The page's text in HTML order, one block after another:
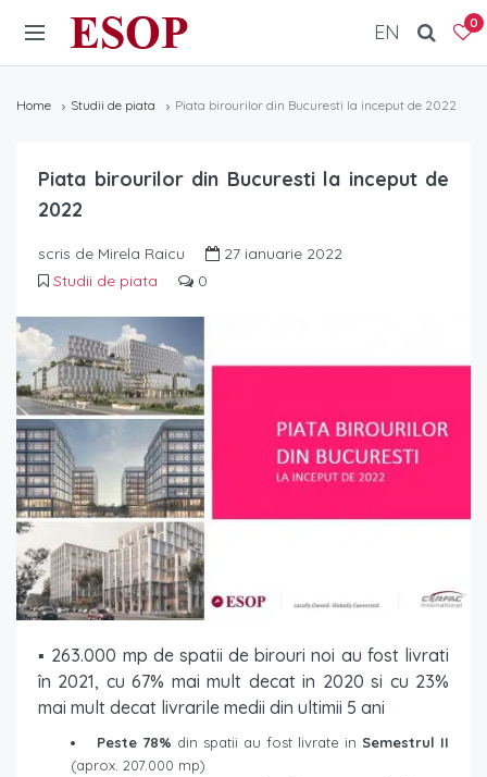
ESOP 0
EN
Home Studii de piata Piata birourilor din Bucuresti la inceput de 2022
Piata birourilor din Bucuresti la inceput de
2022
scris de Mirela Raicu
27 ianuarie 2022
Studii de piata
0
▪ 263.000 mp de spatii de birouri noi au fost livrati
în 2021, cu 67% mai mult decat in 2020 si cu 23%
mai mult decat livrarile medii din ultimii 5 ani
Peste 78% din spatii au fost livrate in Semestrul II
(aprox. 207.000 mp)